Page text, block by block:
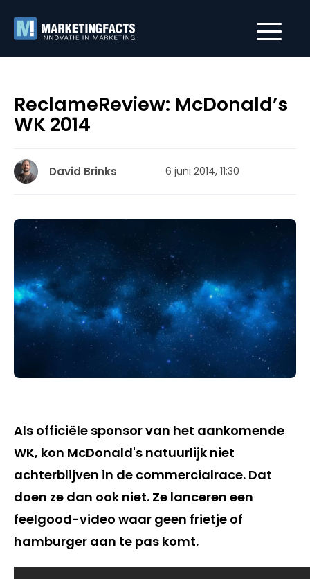
ReclameReview: McDonald’s
WK 2014
David Brinks 6 juni 2014, 11:30
Als officiële sponsor van het aankomende
WK, kon McDonald's natuurlijk niet
achterblijven in de commercialrace. Dat
doen ze dan ook niet. Ze lanceren een
feelgood-video waar geen frietje of
hamburger aan te pas komt.